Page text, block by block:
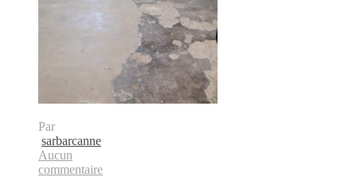
Par
sarbarcanne
Aucun
commentaire